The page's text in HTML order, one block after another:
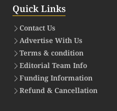
Quick Links
Contact Us
Advertise With Us
Terms & condition
Editorial Team Info
Funding Information
Refund & Cancellation